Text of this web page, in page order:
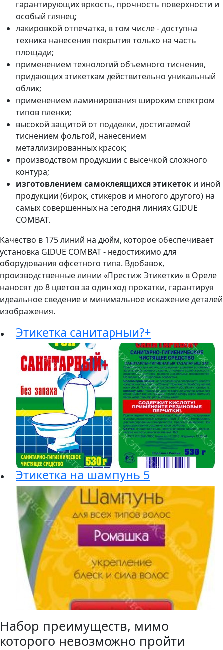
гарантирующих яркость, прочность поверхности и
особый глянец;
лакировкой отпечатка, в том числе - доступна
техника нанесения покрытия только на часть
площади;
применением технологий объемного тиснения,
придающих этикеткам действительно уникальный
облик;
применением ламинирования широким спектром
типов пленки;
высокой защитой от подделки, достигаемой
тиснением фольгой, нанесением
металлизированных красок;
производством продукции с высечкой сложного
контура;
изготовлением самоклеящихся этикеток и иной
продукции (бирок, стикеров и многого другого) на
самых совершенных на сегодня линиях GIDUE
COMBAT.
Качество в 175 линий на дюйм, которое обеспечивает
установка GIDUE COMBAT - недостижимо для
оборудования офсетного типа. Вдобавок,
производственные линии «Престиж Этикетки» в Ореле
наносят до 8 цветов за один ход прокатки, гарантируя
идеальное сведение и минимальное искажение деталей
изображения.
Этикетка санитарныи?+
Этикетка на шампунь 5
Набор преимуществ, мимо
которого невозможно пройти